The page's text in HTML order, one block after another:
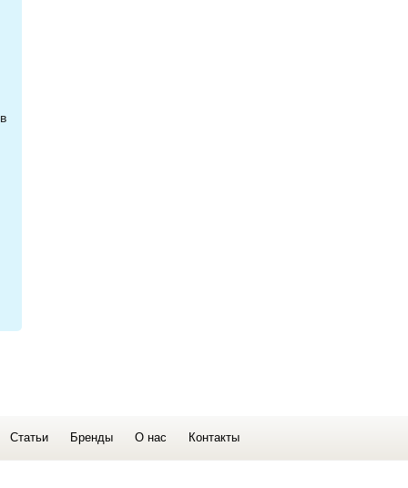
Статьи Бренды О нас Контакты